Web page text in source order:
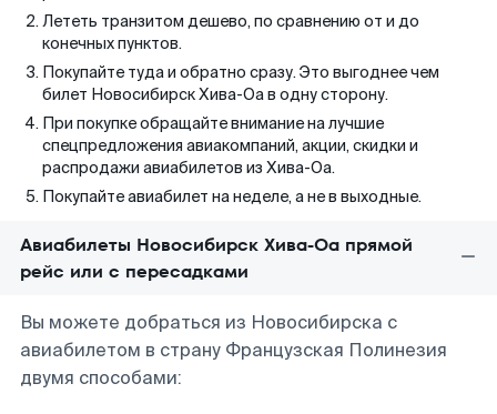
Лететь транзитом дешево, по сравнению от и до
конечных пунктов.
Покупайте туда и обратно сразу. Это выгоднее чем
билет Новосибирск Хива-Оа в одну сторону.
При покупке обращайте внимание на лучшие
спецпредложения авиакомпаний, акции, скидки и
распродажи авиабилетов из Хива-Оа.
Покупайте авиабилет на неделе, а не в выходные.
Авиабилеты Новосибирск Хива-Оа прямой
рейс или с пересадками
Вы можете добраться из Новосибирска с
авиабилетом в страну Французская Полинезия
двумя способами: